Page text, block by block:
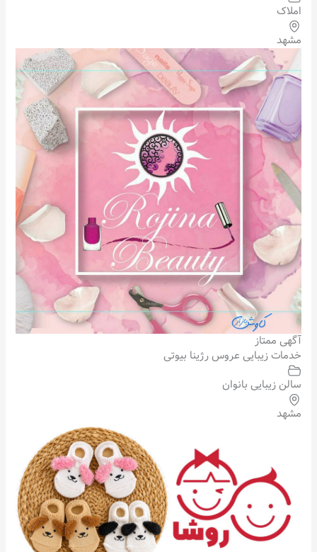
املاک
مشهد
آگهی ممتاز
خدمات زیبایی عروس رژینا بیوتی
سالن زیبایی بانوان
مشهد